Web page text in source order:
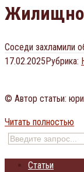
Соседи захламили
17.02.2025Рубрика:
© Автор статьи:
Читать полностью
Статьи